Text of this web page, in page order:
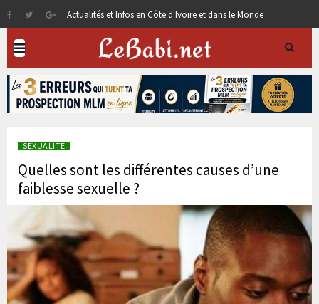
Actualités et Infos en Côte d'Ivoire et dans le Monde
SEXUALITE
Quelles sont les différentes causes d’une
faiblesse sexuelle ?